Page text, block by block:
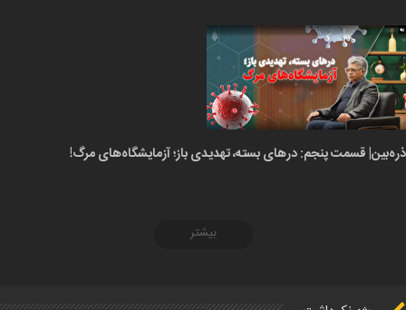
ذره‌بین| قسمت پنجم: درهای بسته، تهدیدی باز؛ آزمایشگاه‌های مرگ!
بیشتر